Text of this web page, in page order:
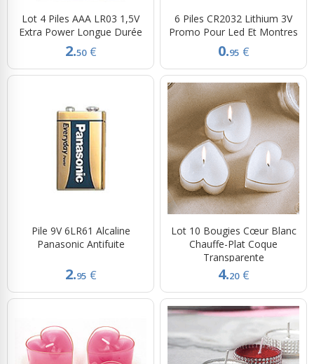
Lot 4 Piles AAA LR03 1,5V
Extra Power Longue Durée
2.50 €
6 Piles CR2032 Lithium 3V
Promo Pour Led Et Montres
0.95 €
Pile 9V 6LR61 Alcaline
Panasonic Antifuite
2.95 €
Lot 10 Bougies Cœur Blanc
Chauffe-Plat Coque
Transparente
4.20 €